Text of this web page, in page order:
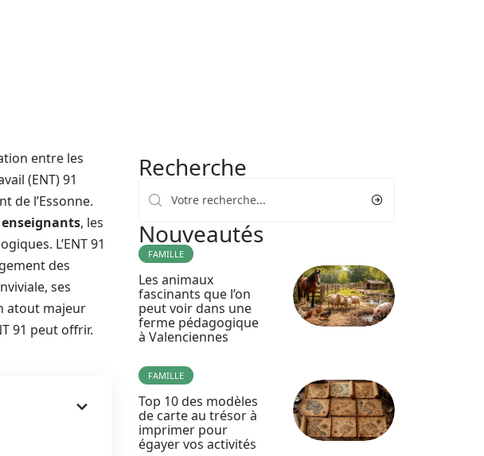
entre les
(ENT) 91
de l’Essonne.
enseignants, les
L’ENT 91
des
ses
atout majeur
91 peut offrir.
Recherche
Nouveautés
FAMILLE
Les animaux
fascinants que l’on
peut voir dans une
ferme pédagogique
à Valenciennes
FAMILLE
Top 10 des modèles
de carte au trésor à
imprimer pour
égayer vos activités